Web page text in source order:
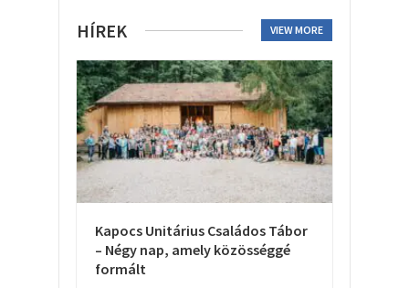
HÍREK VIEW MORE
Kapocs Unitárius Családos Tábor
– Négy nap, amely közösséggé
formált